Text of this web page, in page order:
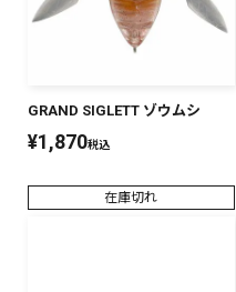
GRAND SIGLETT ゾウムシ
¥1,870税込
在庫切れ